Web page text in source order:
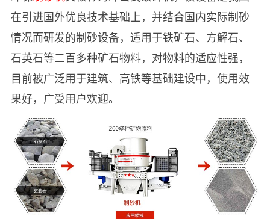
在引进国外优良技术基础上，并结合国内实际制砂
情况而研发的制砂设备，适用于铁矿石、方解石、
石英石等二百多种矿石物料，对物料的适应性强，
目前被广泛用于建筑、高铁等基础建设中，使用效
果好，广受用户欢迎。